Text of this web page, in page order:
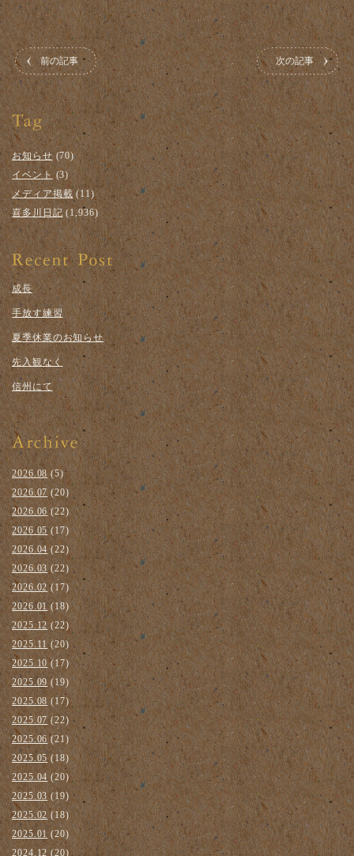
前の記事 次の記事
お知らせ(70)
イベント(3)
メディア掲載(11)
喜多川日記 (1,936)
成長
手放す練習
夏季休業のお知らせ
先入観なく
信州にて
2026.08(5)
2026.07 (20)
2026.06(22)
2026.05(17)
2026.04 (22)
2026.03(22)
2026.02(17)
2026.01(18)
2025.12 (22)
2025.11(20)
2025.10(17)
2025.09(19)
2025.08(17)
2025.07(22)
2025.06 (21)
2025.05(18)
2025.04 (20)
2025.03(19)
2025.02(18)
2025.01(20)
2024.12 (20)